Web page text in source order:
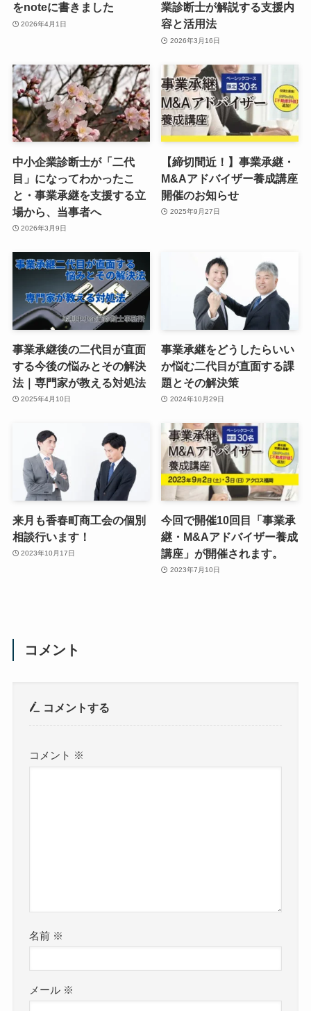
をnoteに書きました
2026年4月1日
業診断士が解説する支援内
容と活用法
2026年3月16日
中小企業診断士が「二代
目」になってわかったこ
と・事業承継を支援する立
場から、当事者へ
2026年3月9日
【締切間近！】事業承継・
M&Aアドバイザー養成講座
開催のお知らせ
2025年9月27日
事業承継後の二代目が直面
する今後の悩みとその解決
法｜専門家が教える対処法
2025年4月10日
事業承継をどうしたらいい
か悩む二代目が直面する課
題とその解決策
2024年10月29日
来月も香春町商工会の個別
相談行います！
2023年10月17日
今回で開催10回目「事業承
継・M&Aアドバイザー養成
講座」が開催されます。
2023年7月10日
コメント
コメントする
コメント ※
名前 ※
メール ※